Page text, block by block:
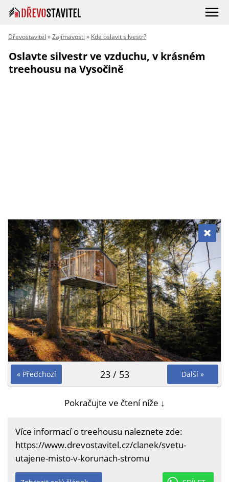
Dřevostavitel »Zajímavosti » Kde oslavit silvestr?
Oslavte silvestr ve vzduchu, v krásném
treehousu na Vysočině
« Předchozí Další »
23 / 53
Pokračujte ve čtení níže ↓
Více informací o treehousu naleznete zde:
https://www.drevostavitel.cz/clanek/svetu-
utajene-misto-v-korunach-stromu